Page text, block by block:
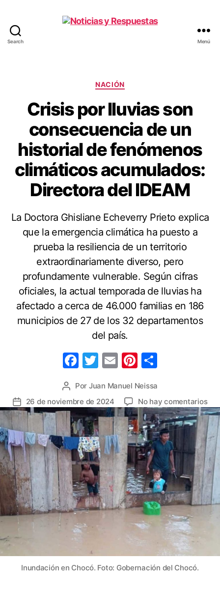
Search Menú
Categorías
NACIÓN
Crisis por lluvias son
consecuencia de un
historial de fenómenos
climáticos acumulados:
Directora del IDEAM
La Doctora Ghisliane Echeverry Prieto explica
que la emergencia climática ha puesto a
prueba la resiliencia de un territorio
extraordinariamente diverso, pero
profundamente vulnerable. Según cifras
oficiales, la actual temporada de lluvias ha
afectado a cerca de 46.000 familias en 186
municipios de 27 de los 32 departamentos
del país.
F
c
e
b
o
o
k
T
itt
er
E
ai
l
Pi
er
e
st
p
ar
tir
Autor
de
la
entrada
Por Juan Manuel Neissa
Fecha
de
entrada
26 de noviembre de 2024 No hay comentariosen
por
son
de
un
de
Inundación en Chocó. Foto: Gobernación del Chocó.